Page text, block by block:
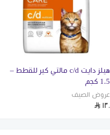
هيلز دايت c/d مالتي كير للقطط –
1.5 كجم
عروض الصيف
١٣٠